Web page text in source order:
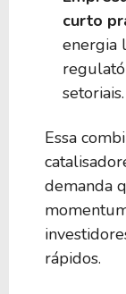
curto
energia
setoriais.
Essa
demanda
rápidos.